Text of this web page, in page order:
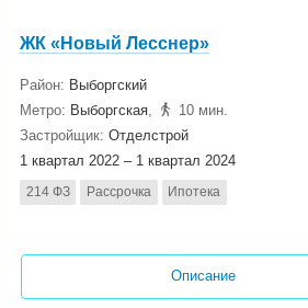
ЖК «Новый Лесснер»
Район: Выборгский
Метро: Выборгская
10 мин.
Застройщик:Отделстрой
1 квартал 2022 – 1 квартал 2024
214 ФЗ
Рассрочка Ипотека
Описание